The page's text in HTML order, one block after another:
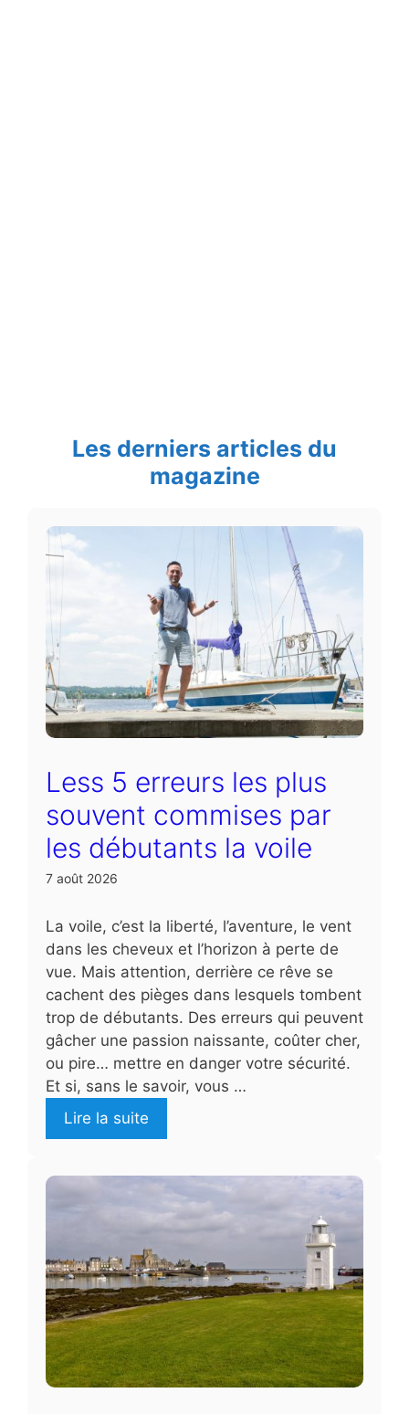
Les derniers articles du
magazine
Less 5 erreurs les plus
souvent commises par
les débutants la voile
7 août 2026
La voile, c’est la liberté, l’aventure, le vent
dans les cheveux et l’horizon à perte de
vue. Mais attention, derrière ce rêve se
cachent des pièges dans lesquels tombent
trop de débutants. Des erreurs qui peuvent
gâcher une passion naissante, coûter cher,
ou pire… mettre en danger votre sécurité.
Et si, sans le savoir, vous …
Lire la suite